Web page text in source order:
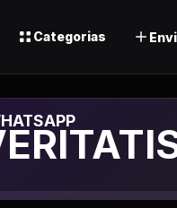
Categorias